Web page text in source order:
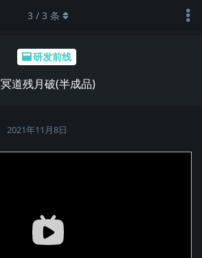
研发前线
冥道残月破(半成品)
3 / 3 条
2021年11月8日